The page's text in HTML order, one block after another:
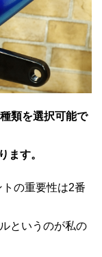
類を選択可能で
ます。
の重要性は2番
というのが私の